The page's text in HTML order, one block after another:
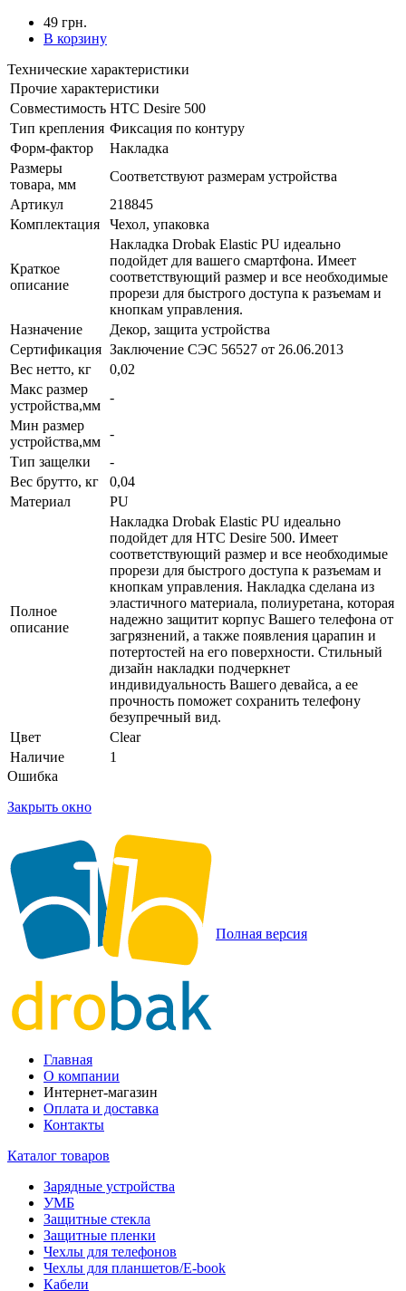
49 грн.
В корзину
Технические характеристики
Прочие характеристики
Совместимость HTC Desire 500
Тип крепления Фиксация по контуру
Форм-фактор
Накладка
Размеры
товара, мм
Соответствуют размерам устройства
Артикул
218845
Комплектация
Чехол, упаковка
Краткое
описание
Накладка Drobak Elastic PU идеально
подойдет для вашего смартфона. Имеет
соответствующий размер и все необходимые
прорези для быстрого доступа к разъемам и
кнопкам управления.
Назначение
Декор, защита устройства
Сертификация Заключение СЭС 56527 от 26.06.2013
Вес нетто, кг
0,02
Макс размер
устройства,мм
-
Мин размер
устройства,мм
-
Тип защелки
-
Вес брутто, кг
0,04
Материал
PU
Полное
описание
Накладка Drobak Elastic PU идеально
подойдет для HTC Desire 500. Имеет
соответствующий размер и все необходимые
прорези для быстрого доступа к разъемам и
кнопкам управления. Накладка сделана из
эластичного материала, полиуретана, которая
надежно защитит корпус Вашего телефона от
загрязнений, а также появления царапин и
потертостей на его поверхности. Стильный
дизайн накладки подчеркнет
индивидуальность Вашего девайса, а ее
прочность поможет сохранить телефону
безупречный вид.
Цвет
Clear
Наличие
1
Ошибка
Закрыть окно
Полная версия
Главная
О компании
Интернет-магазин
Оплата и доставка
Контакты
Каталог товаров
Зарядные устройства
УМБ
Защитные стекла
Защитные пленки
Чехлы для телефонов
Чехлы для планшетов/E-book
Кабели